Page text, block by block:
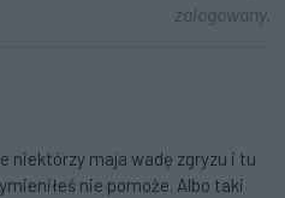
zalogowany.
niektórzy maja wadę zgryzu i tu
nie pomoże. Albo taki